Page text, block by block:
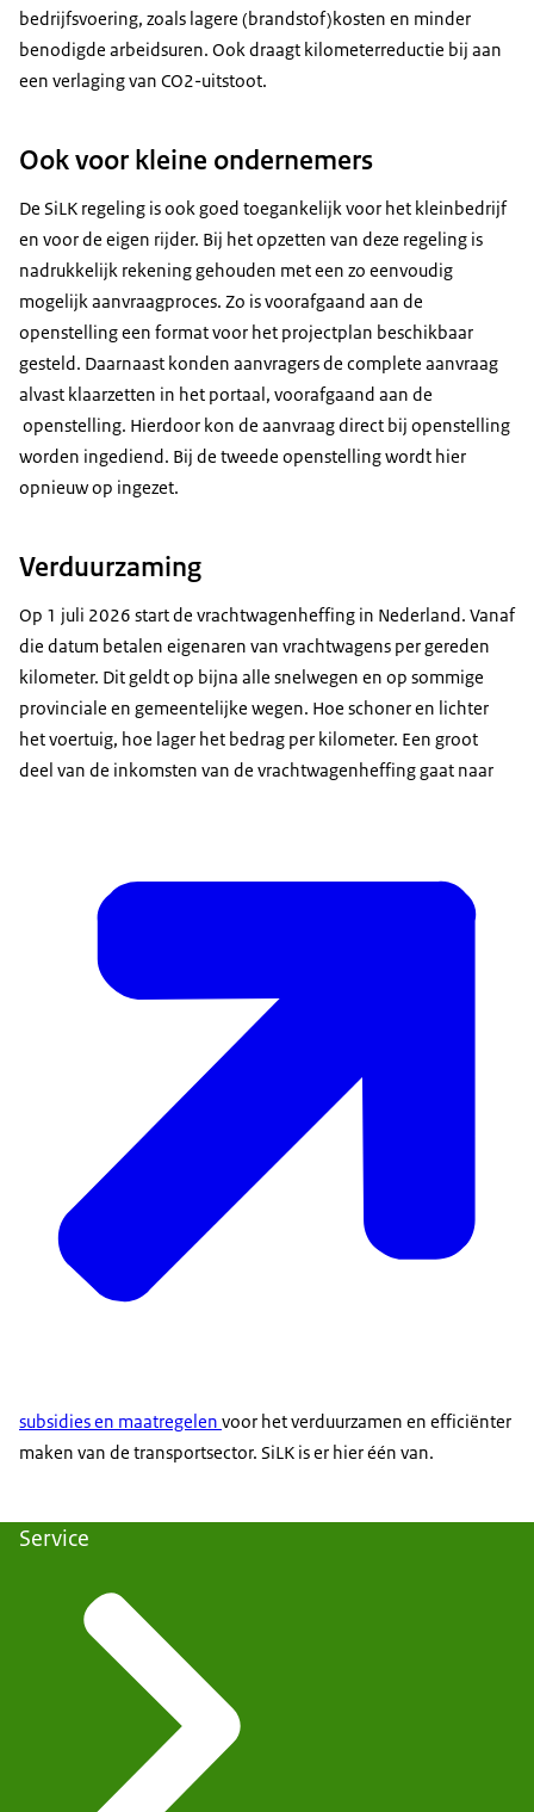
bedrijfsvoering, zoals lagere (brandstof)kosten en minder
benodigde arbeidsuren. Ook draagt kilometerreductie bij aan
een verlaging van CO2-uitstoot.
Ook voor kleine ondernemers
De SiLK regeling is ook goed toegankelijk voor het kleinbedrijf
en voor de eigen rijder. Bij het opzetten van deze regeling is
nadrukkelijk rekening gehouden met een zo eenvoudig
mogelijk aanvraagproces. Zo is voorafgaand aan de
openstelling een format voor het projectplan beschikbaar
gesteld. Daarnaast konden aanvragers de complete aanvraag
alvast klaarzetten in het portaal, voorafgaand aan de
openstelling. Hierdoor kon de aanvraag direct bij openstelling
worden ingediend. Bij de tweede openstelling wordt hier
opnieuw op ingezet.
Verduurzaming
Op 1 juli 2026 start de vrachtwagenheffing in Nederland. Vanaf
die datum betalen eigenaren van vrachtwagens per gereden
kilometer. Dit geldt op bijna alle snelwegen en op sommige
provinciale en gemeentelijke wegen. Hoe schoner en lichter
het voertuig, hoe lager het bedrag per kilometer. Een groot
deel van de inkomsten van de vrachtwagenheffing gaat naar
subsidies en maatregelen voor het verduurzamen en efficiënter
maken van de transportsector. SiLK is er hier één van.
Service